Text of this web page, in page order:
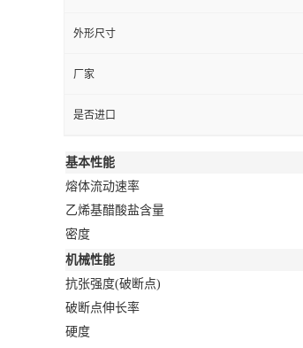
外形尺寸
厂家
是否进口
基本性能
熔体流动速率
乙烯基醋酸盐含量
密度
机械性能
抗张强度(破断点)
破断点伸长率
硬度